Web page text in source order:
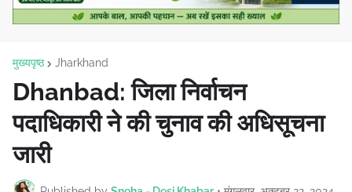
मुख्यपृष्ठ Jharkhand
Dhanbad: जिला निर्वाचन
पदाधिकारी ने की चुनाव की अधिसूचना
जारी